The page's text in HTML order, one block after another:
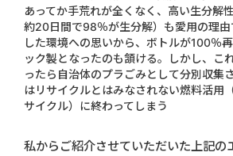
あってか手荒れが全くなく、高い生分解
約20日間で98％が生分解）も愛用の理由
した環境への思いから、ボトルが100％
ック製となったのも頷ける。しかし、こ
ったら自治体のプラごみとして分別収集
はリサイクルとはみなされない燃料活用
サイクル）に終わってしまう
私からご紹介させていただいた上記の